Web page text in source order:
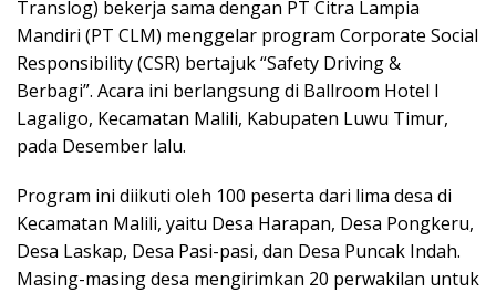
Translog) bekerja sama dengan PT Citra Lampia
Mandiri (PT CLM) menggelar program Corporate Social
Responsibility (CSR) bertajuk “Safety Driving &
Berbagi”. Acara ini berlangsung di Ballroom Hotel I
Lagaligo, Kecamatan Malili, Kabupaten Luwu Timur,
pada Desember lalu.
Program ini diikuti oleh 100 peserta dari lima desa di
Kecamatan Malili, yaitu Desa Harapan, Desa Pongkeru,
Desa Laskap, Desa Pasi-pasi, dan Desa Puncak Indah.
Masing-masing desa mengirimkan 20 perwakilan untuk